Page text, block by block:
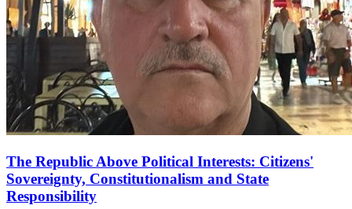
The Republic Above Political Interests: Citizens'
Sovereignty, Constitutionalism and State
Responsibility